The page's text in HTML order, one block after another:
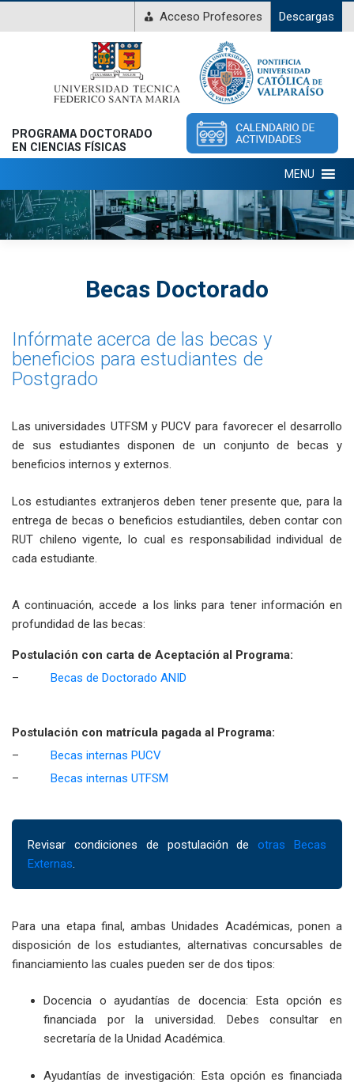
Acceso Profesores Descargas
PROGRAMA DOCTORADO
EN CIENCIAS FÍSICAS
MENU
Becas Doctorado
Infórmate acerca de las becas y
beneficios para estudiantes de
Postgrado
Las universidades UTFSM y PUCV para favorecer el desarrollo
de sus estudiantes disponen de un conjunto de becas y
beneficios internos y externos.
Los estudiantes extranjeros deben tener presente que, para la
entrega de becas o beneficios estudiantiles, deben contar con
RUT chileno vigente, lo cual es responsabilidad individual de
cada estudiante.
A continuación, accede a los links para tener información en
profundidad de las becas:
Postulación con carta de Aceptación al Programa:
– Becas de Doctorado ANID
Postulación con matrícula pagada al Programa:
– Becas internas PUCV
– Becas internas UTFSM
Revisar condiciones de postulación deotras Becas
Externas.
Para una etapa final, ambas Unidades Académicas, ponen a
disposición de los estudiantes, alternativas concursables de
financiamiento las cuales pueden ser de dos tipos:
Docencia o ayudantías de docencia: Esta opción es
financiada por la universidad. Debes consultar en
secretaría de la Unidad Académica.
Ayudantías de investigación: Esta opción es financiada